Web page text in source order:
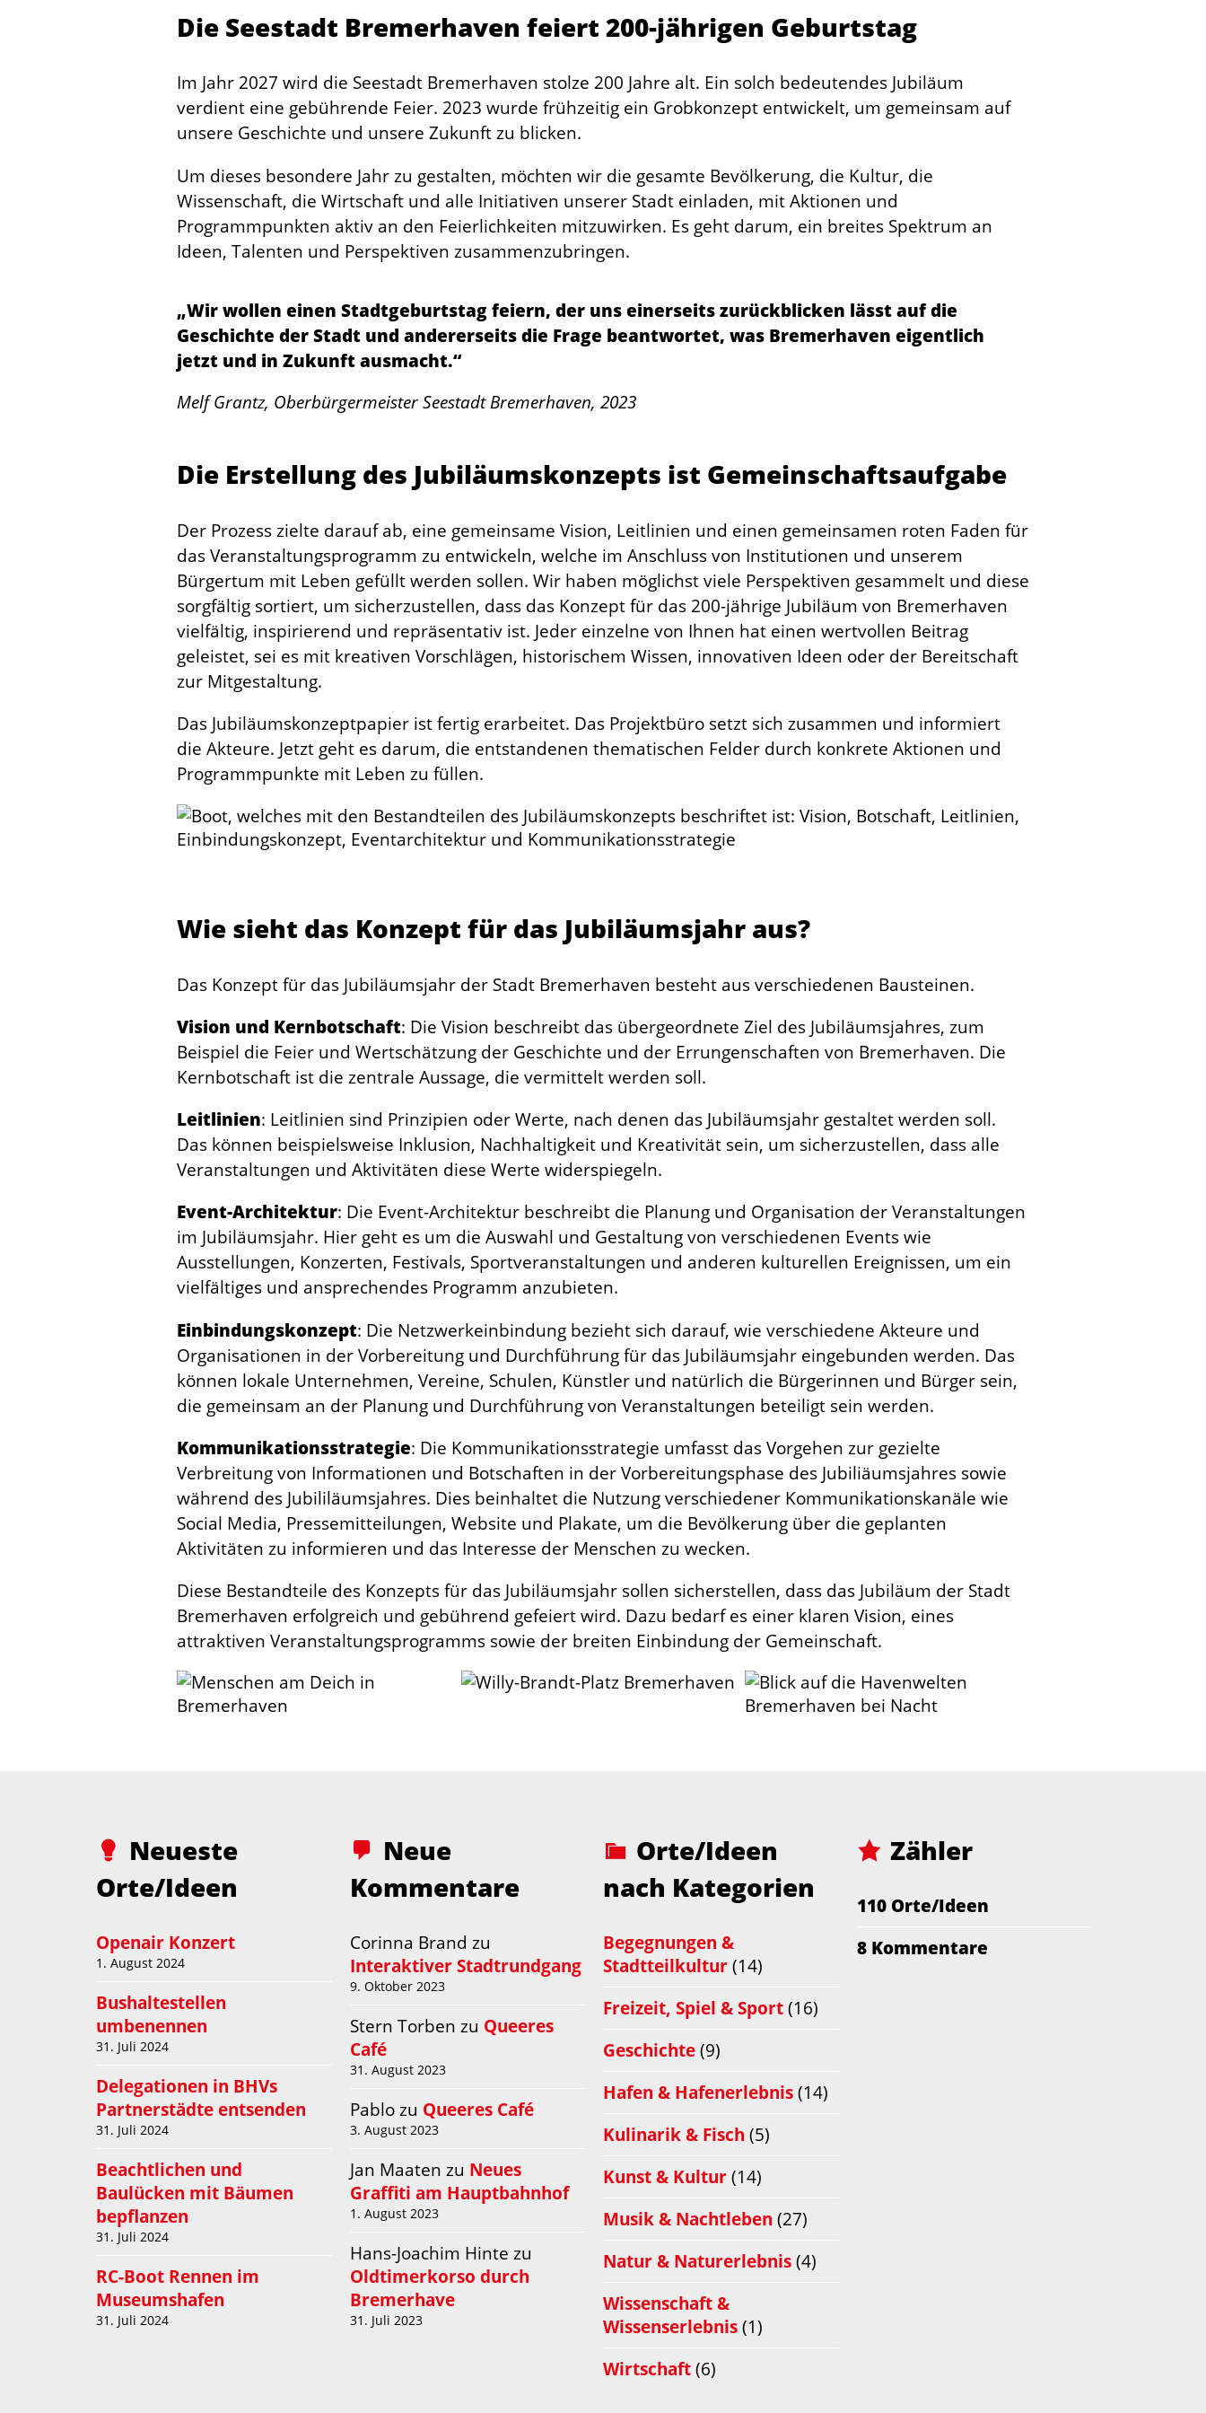
Die Seestadt Bremerhaven feiert 200-jährigen Geburtstag
Im Jahr 2027 wird die Seestadt Bremerhaven stolze 200 Jahre alt. Ein solch bedeutendes Jubiläum
verdient eine gebührende Feier. 2023 wurde frühzeitig ein Grobkonzept entwickelt, um gemeinsam auf
unsere Geschichte und unsere Zukunft zu blicken.
Um dieses besondere Jahr zu gestalten, möchten wir die gesamte Bevölkerung, die Kultur, die
Wissenschaft, die Wirtschaft und alle Initiativen unserer Stadt einladen, mit Aktionen und
Programmpunkten aktiv an den Feierlichkeiten mitzuwirken. Es geht darum, ein breites Spektrum an
Ideen, Talenten und Perspektiven zusammenzubringen.
„Wir wollen einen Stadtgeburtstag feiern, der uns einerseits zurückblicken lässt auf die
Geschichte der Stadt und andererseits die Frage beantwortet, was Bremerhaven eigentlich
jetzt und in Zukunft ausmacht.“
Melf Grantz, Oberbürgermeister Seestadt Bremerhaven, 2023
Die Erstellung des Jubiläumskonzepts ist Gemeinschaftsaufgabe
Der Prozess zielte darauf ab, eine gemeinsame Vision, Leitlinien und einen gemeinsamen roten Faden für
das Veranstaltungsprogramm zu entwickeln, welche im Anschluss von Institutionen und unserem
Bürgertum mit Leben gefüllt werden sollen. Wir haben möglichst viele Perspektiven gesammelt und diese
sorgfältig sortiert, um sicherzustellen, dass das Konzept für das 200-jährige Jubiläum von Bremerhaven
vielfältig, inspirierend und repräsentativ ist. Jeder einzelne von Ihnen hat einen wertvollen Beitrag
geleistet, sei es mit kreativen Vorschlägen, historischem Wissen, innovativen Ideen oder der Bereitschaft
zur Mitgestaltung.
Das Jubiläumskonzeptpapier ist fertig erarbeitet. Das Projektbüro setzt sich zusammen und informiert
die Akteure. Jetzt geht es darum, die entstandenen thematischen Felder durch konkrete Aktionen und
Programmpunkte mit Leben zu füllen.
Wie sieht das Konzept für das Jubiläumsjahr aus?
Das Konzept für das Jubiläumsjahr der Stadt Bremerhaven besteht aus verschiedenen Bausteinen.
Vision und Kernbotschaft: Die Vision beschreibt das übergeordnete Ziel des Jubiläumsjahres, zum
Beispiel die Feier und Wertschätzung der Geschichte und der Errungenschaften von Bremerhaven. Die
Kernbotschaft ist die zentrale Aussage, die vermittelt werden soll.
Leitlinien: Leitlinien sind Prinzipien oder Werte, nach denen das Jubiläumsjahr gestaltet werden soll.
Das können beispielsweise Inklusion, Nachhaltigkeit und Kreativität sein, um sicherzustellen, dass alle
Veranstaltungen und Aktivitäten diese Werte widerspiegeln.
Event-Architektur: Die Event-Architektur beschreibt die Planung und Organisation der Veranstaltungen
im Jubiläumsjahr. Hier geht es um die Auswahl und Gestaltung von verschiedenen Events wie
Ausstellungen, Konzerten, Festivals, Sportveranstaltungen und anderen kulturellen Ereignissen, um ein
vielfältiges und ansprechendes Programm anzubieten.
Einbindungskonzept: Die Netzwerkeinbindung bezieht sich darauf, wie verschiedene Akteure und
Organisationen in der Vorbereitung und Durchführung für das Jubiläumsjahr eingebunden werden. Das
können lokale Unternehmen, Vereine, Schulen, Künstler und natürlich die Bürgerinnen und Bürger sein,
die gemeinsam an der Planung und Durchführung von Veranstaltungen beteiligt sein werden.
Kommunikationsstrategie: Die Kommunikationsstrategie umfasst das Vorgehen zur gezielte
Verbreitung von Informationen und Botschaften in der Vorbereitungsphase des Jubiliäumsjahres sowie
während des Jubililäumsjahres. Dies beinhaltet die Nutzung verschiedener Kommunikationskanäle wie
Social Media, Pressemitteilungen, Website und Plakate, um die Bevölkerung über die geplanten
Aktivitäten zu informieren und das Interesse der Menschen zu wecken.
Diese Bestandteile des Konzepts für das Jubiläumsjahr sollen sicherstellen, dass das Jubiläum der Stadt
Bremerhaven erfolgreich und gebührend gefeiert wird. Dazu bedarf es einer klaren Vision, eines
attraktiven Veranstaltungsprogramms sowie der breiten Einbindung der Gemeinschaft.
Neueste
Orte/Ideen
Openair Konzert
1. August 2024
Bushaltestellen
umbenennen
31. Juli 2024
Delegationen in BHVs
Partnerstädte entsenden
31. Juli 2024
Beachtlichen und
Baulücken mit Bäumen
bepflanzen
31. Juli 2024
RC-Boot Rennen im
Museumshafen
31. Juli 2024
Neue
Kommentare
Corinna Brand zu
Interaktiver Stadtrundgang
9. Oktober 2023
Stern Torben zu Queeres
Café
31. August 2023
Pablozu Queeres Café
3. August 2023
Jan Maaten zu Neues
Graffiti am Hauptbahnhof
1. August 2023
Hans-Joachim Hinte zu
Oldtimerkorso durch
Bremerhave
31. Juli 2023
Orte/Ideen
nach Kategorien
Begegnungen &
Stadtteilkultur(14)
Freizeit, Spiel & Sport(16)
Geschichte(9)
Hafen & Hafenerlebnis(14)
Kulinarik & Fisch (5)
Kunst & Kultur(14)
Musik & Nachtleben (27)
Natur & Naturerlebnis(4)
Wissenschaft &
Wissenserlebnis(1)
Wirtschaft(6)
Zähler
110 Orte/Ideen
8 Kommentare